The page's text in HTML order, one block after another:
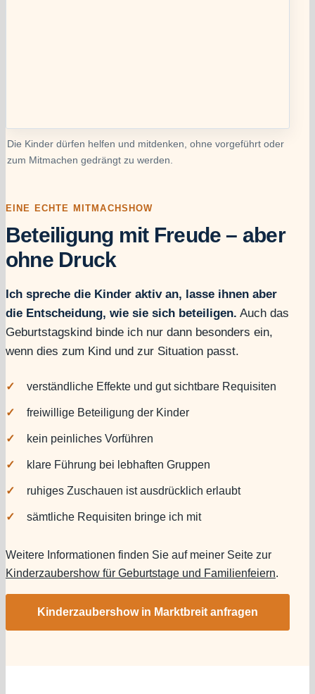
Die Kinder dürfen helfen und mitdenken, ohne vorgeführt oder
zum Mitmachen gedrängt zu werden.
EINE ECHTE MITMACHSHOW
Beteiligung mit Freude – aber
ohne Druck
Ich spreche die Kinder aktiv an, lasse ihnen aber
die Entscheidung, wie sie sich beteiligen. Auch das
Geburtstagskind binde ich nur dann besonders ein,
wenn dies zum Kind und zur Situation passt.
verständliche Effekte und gut sichtbare Requisiten
freiwillige Beteiligung der Kinder
kein peinliches Vorführen
klare Führung bei lebhaften Gruppen
ruhiges Zuschauen ist ausdrücklich erlaubt
sämtliche Requisiten bringe ich mit
Weitere Informationen finden Sie auf meiner Seite zur
Kinderzaubershow für Geburtstage und Familienfeiern.
Kinderzaubershow in Marktbreit anfragen